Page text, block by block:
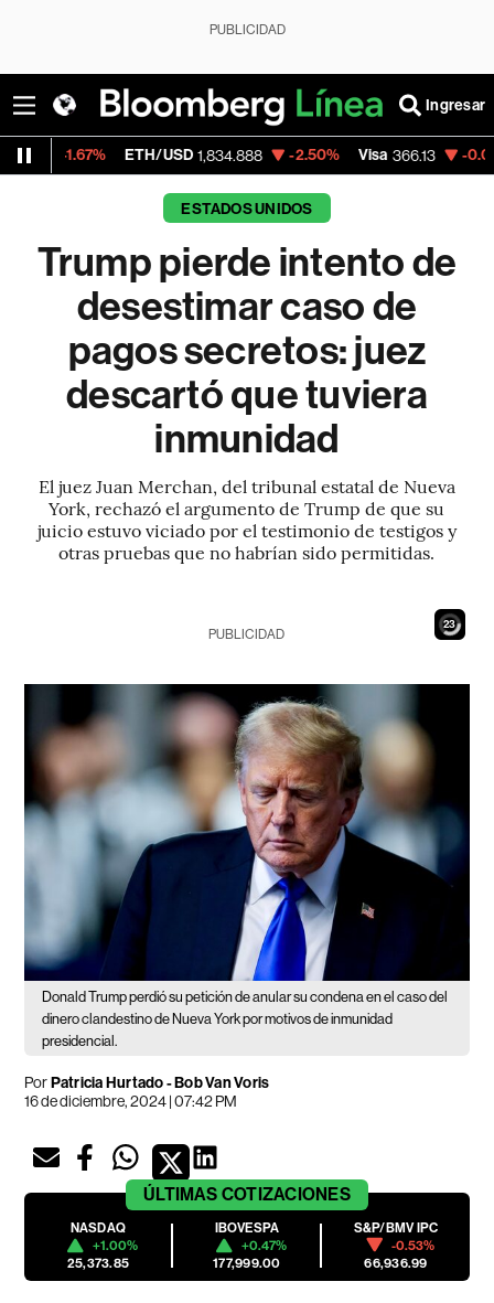
PUBLICIDAD
Ingresar
ETH/USD 1,834.888 -2.50% Visa 366.13 -0.04%
ESTADOS UNIDOS
Trump pierde intento de
desestimar caso de
pagos secretos: juez
descartó que tuviera
inmunidad
El juez Juan Merchan, del tribunal estatal de Nueva
York, rechazó el argumento de Trump de que su
juicio estuvo viciado por el testimonio de testigos y
otras pruebas que no habrían sido permitidas.
21
PUBLICIDAD
Donald Trump perdió su petición de anular su condena en el caso del
dinero clandestino de Nueva York por motivos de inmunidad
presidencial.
PorPatricia Hurtado - Bob Van Voris
16 de diciembre, 2024 | 07:42 PM
ÚLTIMAS COTIZACIONES
NASDAQ
+1.00%
25,373.85
IBOVESPA
+0.47%
177,999.00
S&P/BMV IPC
-0.53%
66,936.99